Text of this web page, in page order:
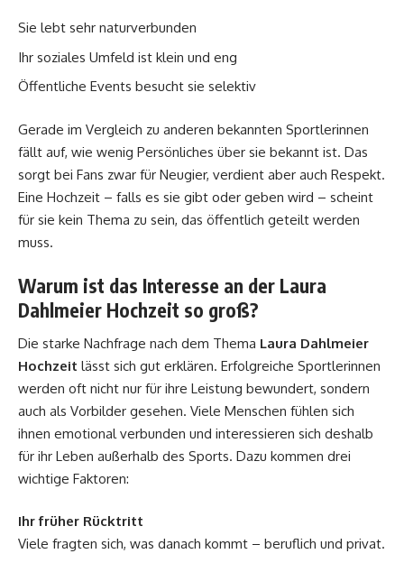
Sie lebt sehr naturverbunden
Ihr soziales Umfeld ist klein und eng
Öffentliche Events besucht sie selektiv
Gerade im Vergleich zu anderen bekannten Sportlerinnen
fällt auf, wie wenig Persönliches über sie bekannt ist. Das
sorgt bei Fans zwar für Neugier, verdient aber auch Respekt.
Eine Hochzeit – falls es sie gibt oder geben wird – scheint
für sie kein Thema zu sein, das öffentlich geteilt werden
muss.
Warum ist das Interesse an der Laura
Dahlmeier Hochzeit so groß?
Die starke Nachfrage nach dem Thema Laura Dahlmeier
Hochzeit lässt sich gut erklären. Erfolgreiche Sportlerinnen
werden oft nicht nur für ihre Leistung bewundert, sondern
auch als Vorbilder gesehen. Viele Menschen fühlen sich
ihnen emotional verbunden und interessieren sich deshalb
für ihr Leben außerhalb des Sports. Dazu kommen drei
wichtige Faktoren:
Ihr früher Rücktritt
Viele fragten sich, was danach kommt – beruflich und privat.